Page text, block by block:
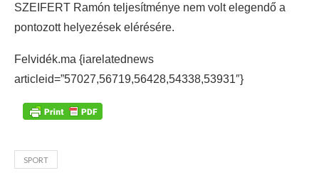
SZEIFERT Ramón teljesítménye nem volt elegendő a
pontozott helyezések elérésére.
Felvidék.ma {iarelatednews
articleid=”57027,56719,56428,54338,53931″}
SPORT